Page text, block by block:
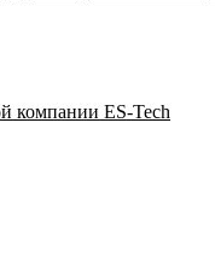
компании ES-Tech